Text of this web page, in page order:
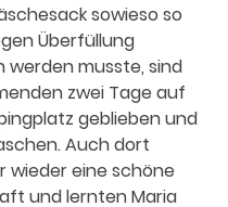
sowieso so
Überfüllung
werden musste, sind
zwei Tage auf
geblieben und
Auch dort
wieder eine schöne
und lernten Maria